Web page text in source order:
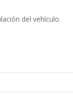
del vehículo.